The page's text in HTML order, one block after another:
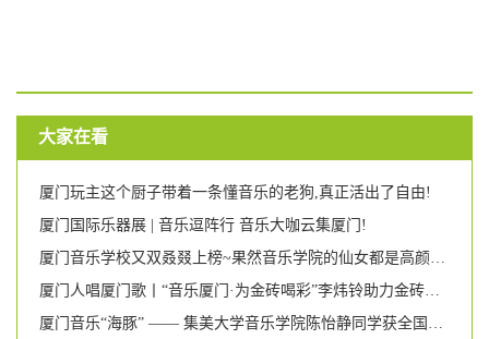
大家在看
厦门玩主这个厨子带着一条懂音乐的老狗,真正活出了自由!
厦门国际乐器展 | 音乐逗阵行 音乐大咖云集厦门!